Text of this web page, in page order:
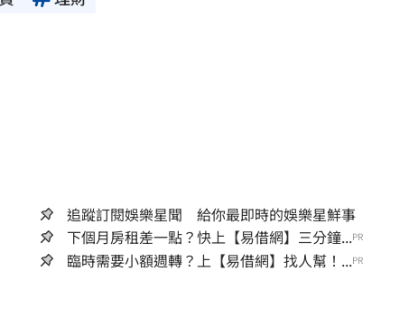
追蹤訂閱娛樂星聞 給你最即時的娛樂星鮮事
下個月房租差一點？快上【易借網】三分鐘...PR
臨時需要小額週轉？上【易借網】找人幫！...PR